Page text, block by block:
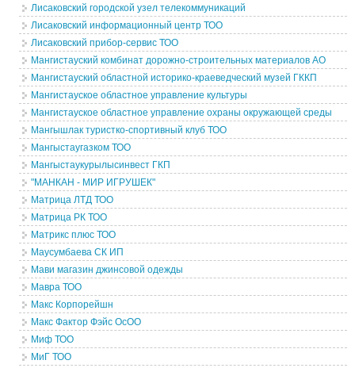
Лисаковский городской узел телекоммуникаций
Лисаковский информационный центр ТОО
Лисаковский прибор-сервис ТОО
Мангистауский комбинат дорожно-строительных материалов АО
Мангистауский областной историко-краеведческий музей ГККП
Мангистауское областное управление культуры
Мангистауское областное управление охраны окружающей среды
Мангышлак туристко-спортивный клуб ТОО
Мангыстаугазком ТОО
Мангыстаукурылысинвест ГКП
"МАНКАН - МИР ИГРУШЕК"
Матрица ЛТД ТОО
Матрица РК ТОО
Матрикс плюс ТОО
Маусумбаева СК ИП
Мави магазин джинсовой одежды
Мавра ТОО
Макс Корпорейшн
Макс Фактор Фэйс ОсОО
Миф ТОО
МиГ ТОО